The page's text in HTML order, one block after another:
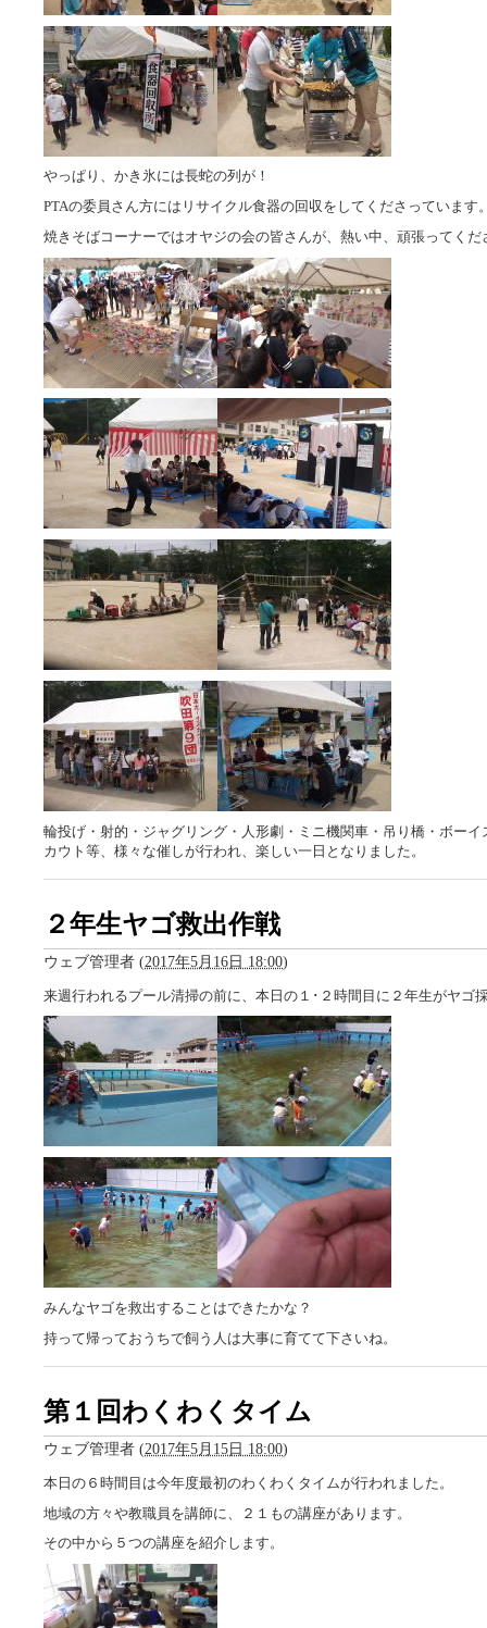
やっぱり、かき氷には長蛇の列が！
PTAの委員さん方にはリサイクル食器の回収をしてくださっています
焼きそばコーナーではオヤジの会の皆さんが、熱い中、頑張ってくだ
輪投げ・射的・ジャグリング・人形劇・ミニ機関車・吊り橋・ボーイ
カウト等、様々な催しが行われ、楽しい一日となりました。
２年生ヤゴ救出作戦
ウェブ管理者 (2017年5月16日 18:00)
来週行われるプール清掃の前に、本日の１･２時間目に２年生がヤゴ
みんなヤゴを救出することはできたかな？
持って帰っておうちで飼う人は大事に育てて下さいね。
第１回わくわくタイム
ウェブ管理者 (2017年5月15日 18:00)
本日の６時間目は今年度最初のわくわくタイムが行われました。
地域の方々や教職員を講師に、２１もの講座があります。
その中から５つの講座を紹介します。